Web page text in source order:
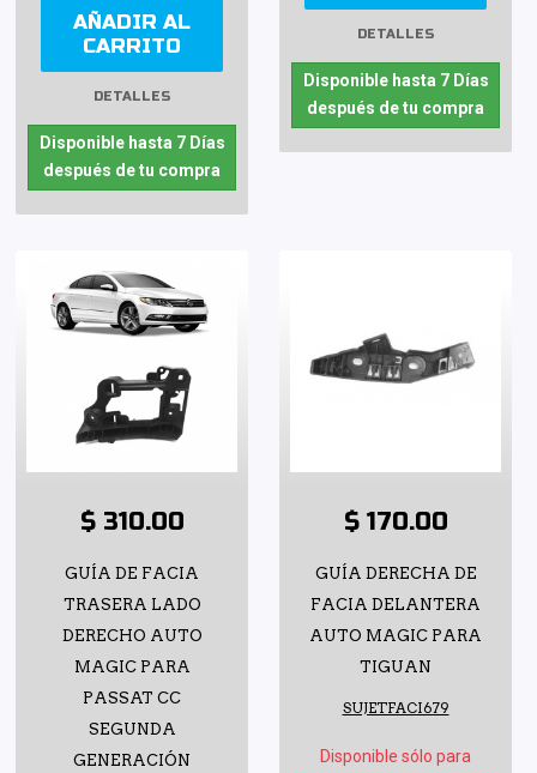
AÑADIR AL
CARRITO
DETALLES
Disponible hasta 7 Días
después de tu compra
DETALLES
Disponible hasta 7 Días
después de tu compra
$ 310.00
GUÍA DE FACIA
TRASERA LADO
DERECHO AUTO
MAGIC PARA
PASSAT CC
SEGUNDA
GENERACIÓN
$ 170.00
GUÍA DERECHA DE
FACIA DELANTERA
AUTO MAGIC PARA
TIGUAN
SUJETFACI679
Disponible sólo para